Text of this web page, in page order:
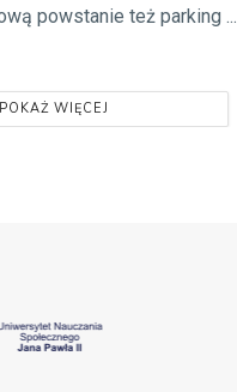
powstanie też parking ...
POKAŻ WIĘCEJ